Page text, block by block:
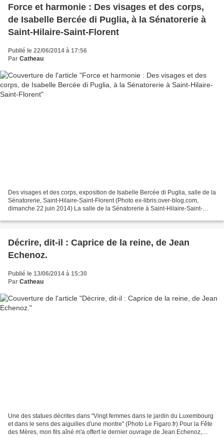
Force et harmonie : Des visages et des corps,
de Isabelle Bercée di Puglia, à la Sénatorerie à
Saint-Hilaire-Saint-Florent
Publié le 22/06/2014 à 17:56
Par Catheau
Des visages et des corps, exposition de Isabelle Bercée di Puglia, salle de la
Sénatorerie, Saint-Hilaire-Saint-Florent (Photo ex-libris.over-blog.com,
dimanche 22 juin 2014) La salle de la Sénatorerie à Saint-Hilaire-Saint-
Décrire, dit-il : Caprice de la reine, de Jean
Echenoz.
Publié le 13/06/2014 à 15:30
Par Catheau
Une des statues décrites dans "Vingt femmes dans le jardin du Luxembourg
et dans le sens des aiguilles d'une montre" (Photo Le Figaro.fr) Pour la Fête
des Mères, mon fils aîné m'a offert le dernier ouvrage de Jean Echenoz,